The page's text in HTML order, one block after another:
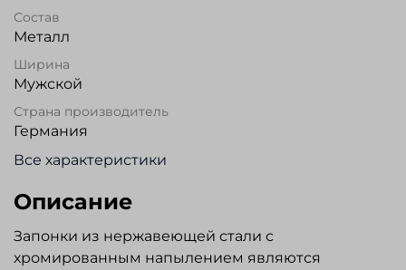
Состав
Металл
Ширина
Мужской
Страна производитель
Германия
Все характеристики
Описание
Запонки из нержавеющей стали с
хромированным напылением являются